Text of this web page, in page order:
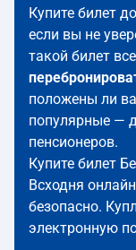
Купите билет
если вы не
такой билет
положены ли
популярные —
пенсионеров.
Купите билет
Всходня
безопасно.
электронную